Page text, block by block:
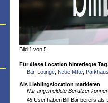
Bild 1 von 5
Für diese Location hinterlegte
Bar, Lounge Neue Mitte
Als Lieblingslocation markieren
Nur angemeldete Benutzer
45 User haben Bill Bar bereits als